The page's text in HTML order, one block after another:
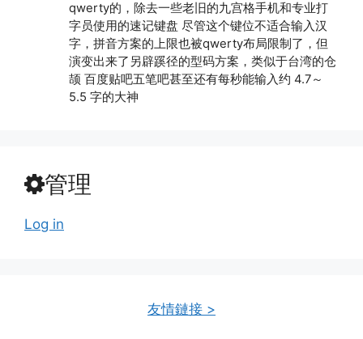
qwerty的，除去一些老旧的九宫格手机和专业打
字员使用的速记键盘 尽管这个键位不适合输入汉
字，拼音方案的上限也被qwerty布局限制了，但
演变出来了另辟蹊径的型码方案，类似于台湾的仓
颉 百度贴吧五笔吧甚至还有每秒能输入约 4.7～
5.5 字的大神
管理
Log in
友情鏈接 >